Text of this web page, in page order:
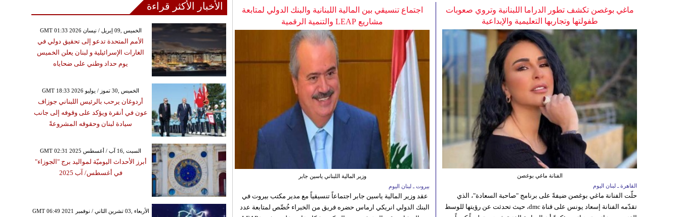
اجتماع تنسيقي بين المالية اللبنانية والبنك الدولي لمتابعة
مشاريع LEAP والتنمية الرقمية
وزير المالية اللبناني ياسين جابر
بيروت ـ لبنان اليوم
عقد وزير المالية ياسين جابر اجتماعاً تنسيقياً مع مدير مكتب بيروت في
البنك الدولي انريكي ارماس حضره فريق من الخبراء خُصِّص لمتابعة عدد
ماغي بوغصن تكشف تطور الدراما اللبنانية وتروي صعوبات
طفولتها وتجاربها التعليمية والإبداعية
الفنانة ماغي بوغصن
القاهرة ـ لبنان اليوم
حلّت الفنانة ماغي بوغصن ضيفةً على برنامج "صاحبة السعادة"، الذي
تقدّمه الفنانة إسعاد يونس على قناة dmc، حيث تحدثت عن رؤيتها للوسط
الأخبار الأكثر قراءة
GMT 01:33 2026 الخميس ,09 إبريل / نيسان
الأمم المتحدة تدعو إلى تحقيق دولي في
الغارات الإسرائيلية و لبنان يعلن الخميس
يوم حداد وطني على ضحاياه
GMT 18:33 2026 الخميس ,30 تموز / يوليو
أردوغان يرحب بالرئيس اللبناني جوزاف
عون في أنقرة ويؤكد على وقوفه إلى جانب
سيادة لبنان وحقوقه المشروعةً
GMT 02:31 2025 السبت ,16 آب / أغسطس
أبرز الأحداث اليوميّة لمواليد برج "الجوزاء"
في أغسطس/ آب 2025
GMT 06:49 2021 الأربعاء ,03 تشرين الثاني / نوفمبر